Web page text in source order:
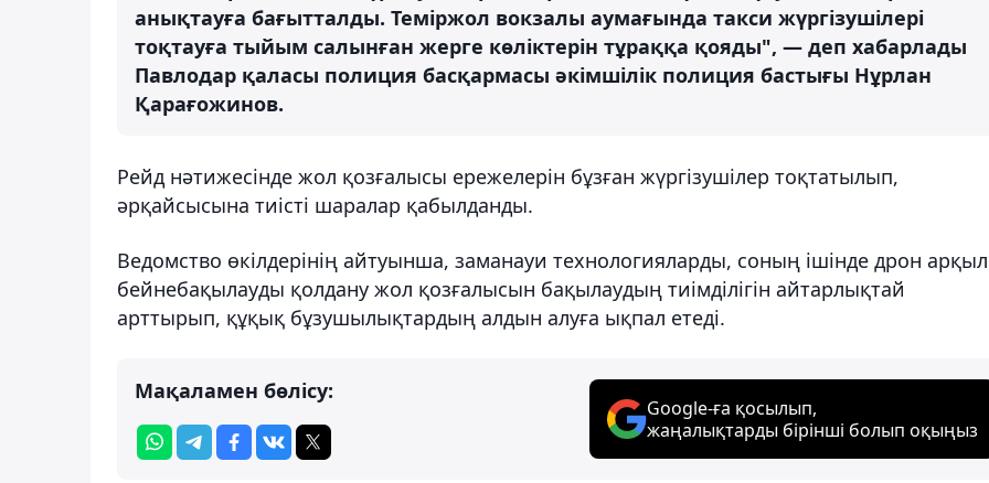
анықтауға бағытталды. Теміржол вокзалы аумағында такси жүргізушілері
тоқтауға тыйым салынған жерге көліктерін тұраққа қояды", — деп хабарлады
Павлодар қаласы полиция басқармасы әкімшілік полиция бастығы Нұрлан
Қарағожинов.
Рейд нәтижесінде жол қозғалысы ережелерін бұзған жүргізушілер тоқтатылып,
әрқайсысына тиісті шаралар қабылданды.
Ведомство өкілдерінің айтуынша, заманауи технологияларды, соның ішінде дрон
бейнебақылауды қолдану жол қозғалысын бақылаудың тиімділігін айтарлықтай
арттырып, құқық бұзушылықтардың алдын алуға ықпал етеді.
Мақаламен бөлісу:
Google-ға қосылып,
жаңалықтарды бірінші болып оқыңыз